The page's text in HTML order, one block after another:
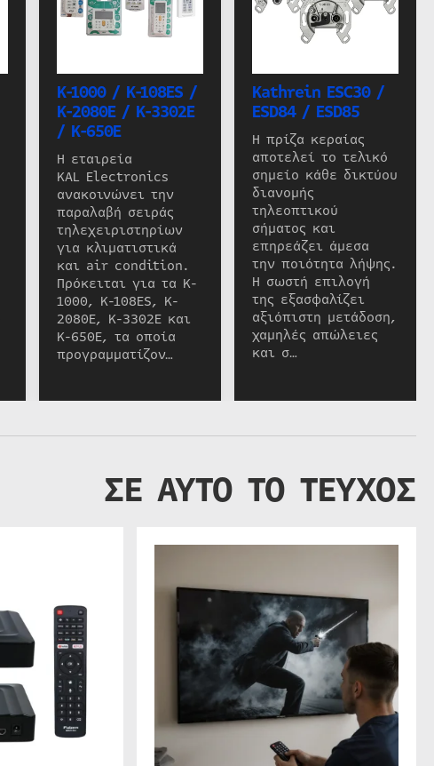
K-1000 / K-108ES /
K-2080E / K-3302E
/ K-650E
Η εταιρεία
KAL Electronics
ανακοινώνει την
παραλαβή σειράς
τηλεχειριστηρίων
για κλιματιστικά
και air condition.
Πρόκειται για τα K-
1000, K-108ES, K-
2080E, K-3302E και
K-650E, τα οποία
προγραμματίζον…
Kathrein ESC30 /
ESD84 / ESD85
Η πρίζα κεραίας
αποτελεί το τελικό
σημείο κάθε δικτύου
διανομής
τηλεοπτικού
σήματος και
επηρεάζει άμεσα
την ποιότητα λήψης.
Η σωστή επιλογή
της εξασφαλίζει
αξιόπιστη μετάδοση,
χαμηλές απώλειες
και σ…
ΣΕ ΑΥΤΟ ΤΟ ΤΕΥΧΟΣ